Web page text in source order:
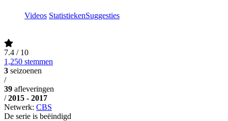
Videos StatistiekenSuggesties
7.4 / 10
1,250 stemmen
3 seizoenen
/
39 afleveringen
/ 2015 - 2017
Netwerk: CBS
De serie is beëindigd